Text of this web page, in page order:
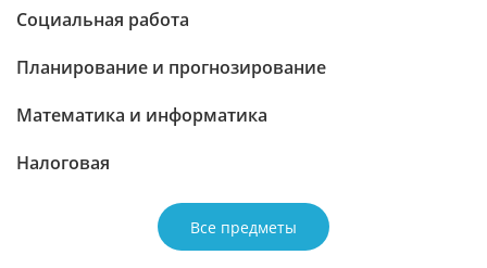
Социальная работа
Планирование и прогнозирование
Математика и информатика
Налоговая
Все предметы